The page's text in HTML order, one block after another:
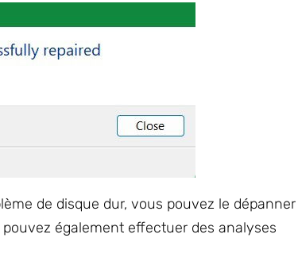
de disque dur, vous pouvez le dépanner
également effectuer des analyses